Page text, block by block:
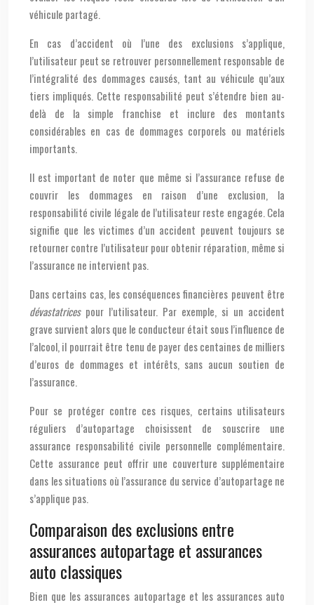
véhicule partagé.
En cas d’accident où l’une des exclusions s’applique,
l’utilisateur peut se retrouver personnellement responsable de
l’intégralité des dommages causés, tant au véhicule qu’aux
tiers impliqués. Cette responsabilité peut s’étendre bien au-
delà de la simple franchise et inclure des montants
considérables en cas de dommages corporels ou matériels
importants.
Il est important de noter que même si l’assurance refuse de
couvrir les dommages en raison d’une exclusion, la
responsabilité civile légale de l’utilisateur reste engagée. Cela
signifie que les victimes d’un accident peuvent toujours se
retourner contre l’utilisateur pour obtenir réparation, même si
l’assurance ne intervient pas.
Dans certains cas, les conséquences financières peuvent être
dévastatrices pour l’utilisateur. Par exemple, si un accident
grave survient alors que le conducteur était sous l’influence de
l’alcool, il pourrait être tenu de payer des centaines de milliers
d’euros de dommages et intérêts, sans aucun soutien de
l’assurance.
Pour se protéger contre ces risques, certains utilisateurs
réguliers d’autopartage choisissent de souscrire une
assurance responsabilité civile personnelle complémentaire.
Cette assurance peut offrir une couverture supplémentaire
dans les situations où l’assurance du service d’autopartage ne
s’applique pas.
Comparaison des exclusions entre
assurances autopartage et assurances
auto classiques
Bien que les assurances autopartage et les assurances auto